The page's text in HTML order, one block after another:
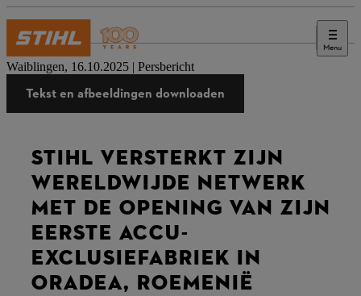
Menu
Press
Waiblingen, 16.10.2025 | Persbericht
Tekst en afbeeldingen downloaden
STIHL VERSTERKT ZIJN
WERELDWIJDE NETWERK
MET DE OPENING VAN ZIJN
EERSTE ACCU-
EXCLUSIEFABRIEK IN
ORADEA, ROEMENIË